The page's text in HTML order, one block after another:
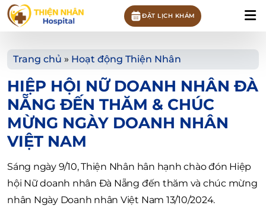
ĐẶT LỊCH KHÁM
Trang chủ » Hoạt động Thiện Nhân
HIỆP HỘI NỮ DOANH NHÂN ĐÀ
NẴNG ĐẾN THĂM & CHÚC
MỪNG NGÀY DOANH NHÂN
VIỆT NAM
Sáng ngày 9/10, Thiện Nhân hân hạnh chào đón Hiệp
hội Nữ doanh nhân Đà Nẵng đến thăm và chúc mừng
nhân Ngày Doanh nhân Việt Nam 13/10/2024.